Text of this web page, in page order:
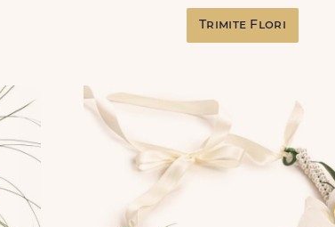
Trimite Flori